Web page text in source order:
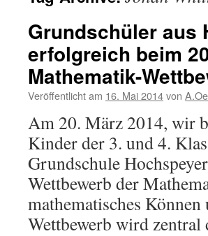
Grundschüler aus
erfolgreich beim
Mathematik-
Veröffentlicht am 16. Mai 2014von
Am 20. März 2014, wir
Kinder der 3. und 4.
Grundschule
Wettbewerb der
mathematisches
Wettbewerb wird